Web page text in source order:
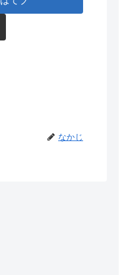
なかじ